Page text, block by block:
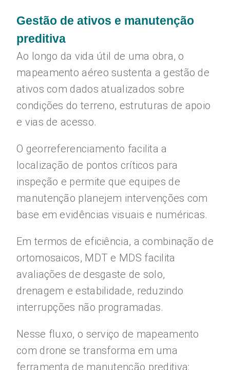
Gestão de ativos e manutenção
preditiva
Ao longo da vida útil de uma obra, o
mapeamento aéreo sustenta a gestão de
ativos com dados atualizados sobre
condições do terreno, estruturas de apoio
e vias de acesso.
O georreferenciamento facilita a
localização de pontos críticos para
inspeção e permite que equipes de
manutenção planejem intervenções com
base em evidências visuais e numéricas.
Em termos de eficiência, a combinação de
ortomosaicos, MDT e MDS facilita
avaliações de desgaste de solo,
drenagem e estabilidade, reduzindo
interrupções não programadas.
Nesse fluxo, o serviço de mapeamento
com drone se transforma em uma
ferramenta de manutenção preditiva: